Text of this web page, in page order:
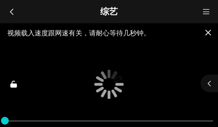
综艺
视频载入速度跟网速有关，请耐心等待几秒钟。
如果无法播放请重新刷新页面，或者切换线路。